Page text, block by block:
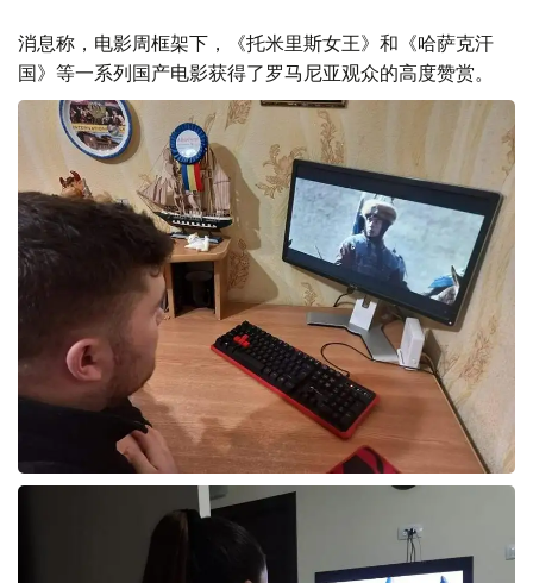
消息称，电影周框架下，《托米里斯女王》和《哈萨克汗
国》等一系列国产电影获得了罗马尼亚观众的高度赞赏。